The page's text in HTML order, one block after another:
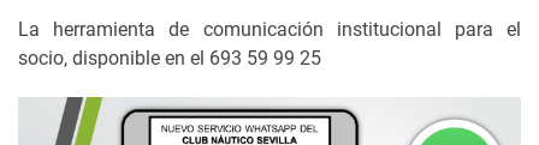
La herramienta de comunicación institucional para el
socio, disponible en el 693 59 99 25